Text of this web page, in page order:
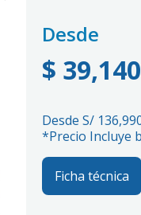
Desde
$
Desde S/
*Precio Incluye
Ficha técnica